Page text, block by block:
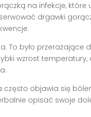
na infekcje, które
drgawki
To było przerażające
wzrost
objawia się
opisać swoje